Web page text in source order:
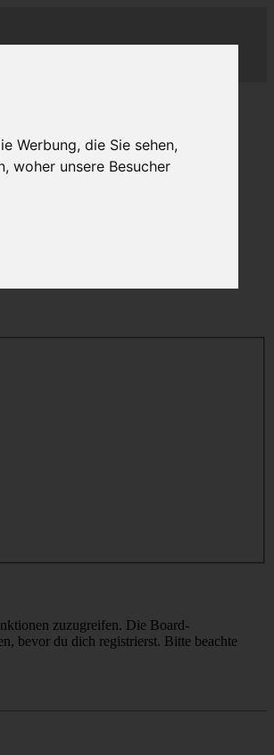
Werbung, die Sie sehen,
woher unsere Besucher
zuzugreifen. Die Board-
bevor du dich registrierst. Bitte beachte